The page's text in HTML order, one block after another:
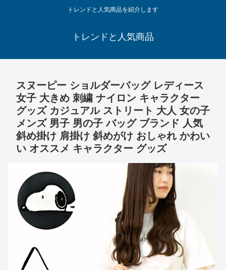
トレンドと人気商品を紹介します
トレンドと人気商品
スヌーピー ショルダーバッグ レディース
女子 大きめ 刺繍 ナイロン キャラクター
グッズ カジュアル ストリート 大人 女の子
メンズ 男子 男の子 バッグ ブランド 人気
斜め掛け 肩掛け 斜めがけ おしゃれ かわい
い オススメ キャラクター グッズ